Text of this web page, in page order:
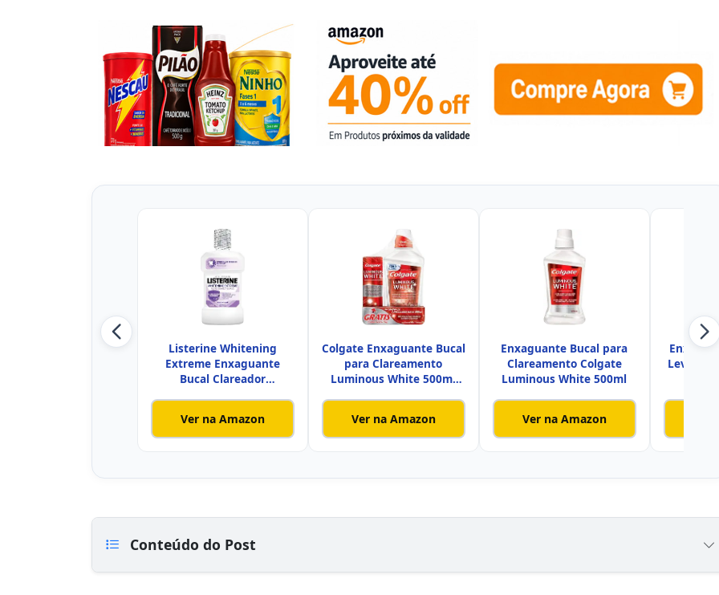
Listerine Whitening
Extreme Enxaguante
Bucal Clareador
Ver na Amazon
Colgate Enxaguante Bucal
para Clareamento
Luminous White 500ml
Ver na Amazon
Enxaguante Bucal para
Clareamento Colgate
Luminous White 500ml
Ver na Amazon
Leve 500
Conteúdo do Post